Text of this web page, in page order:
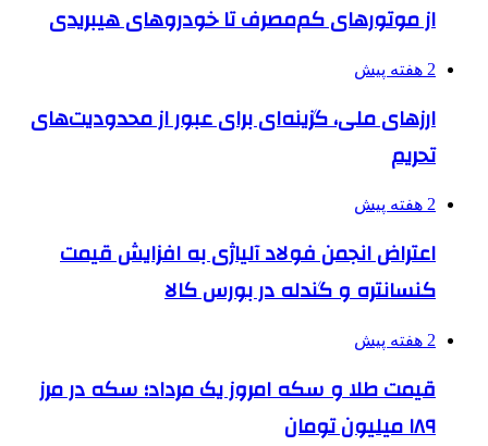
از موتورهای کم‌مصرف تا خودروهای هیبریدی
2 هفته پیش
ارزهای ملی، گزینه‌ای برای عبور از محدودیت‌های
تحریم
2 هفته پیش
اعتراض انجمن فولاد آلیاژی به افزایش قیمت
کنسانتره و گندله در بورس کالا
2 هفته پیش
قیمت طلا و سکه امروز یک مرداد؛ سکه در مرز
۱۸۹ میلیون تومان